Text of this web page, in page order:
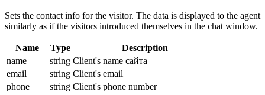
Sets the contact info for the visitor. The data is displayed to the agent
similarly as if the visitors introduced themselves in the chat window.
Name Type
Description
name
string Client's name сайта
email
string Client's email
phone
string Client's phone number